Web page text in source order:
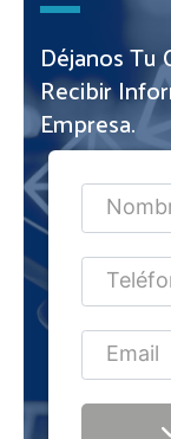
Déjanos Tu
Recibir
Empresa.